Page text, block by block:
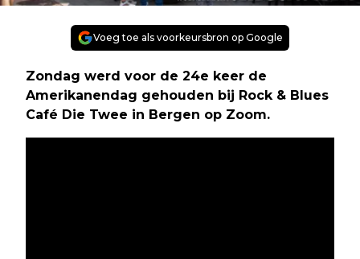
Voeg toe als voorkeursbron op Google
Zondag werd voor de 24e keer de
Amerikanendag gehouden bij Rock & Blues
Café Die Twee in Bergen op Zoom.